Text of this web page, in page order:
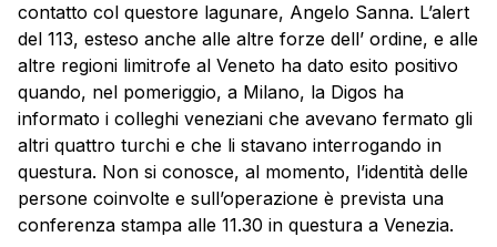
contatto col questore lagunare, Angelo Sanna. L’alert
del 113, esteso anche alle altre forze dell’ ordine, e alle
altre regioni limitrofe al Veneto ha dato esito positivo
quando, nel pomeriggio, a Milano, la Digos ha
informato i colleghi veneziani che avevano fermato gli
altri quattro turchi e che li stavano interrogando in
questura. Non si conosce, al momento, l’identità delle
persone coinvolte e sull’operazione è prevista una
conferenza stampa alle 11.30 in questura a Venezia.